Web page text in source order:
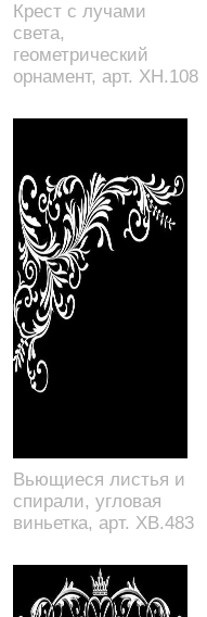
Крест с лучами
света,
геометрический
орнамент, арт. XH.108
Вьющиеся листья и
спирали, угловая
виньетка, арт. XB.483